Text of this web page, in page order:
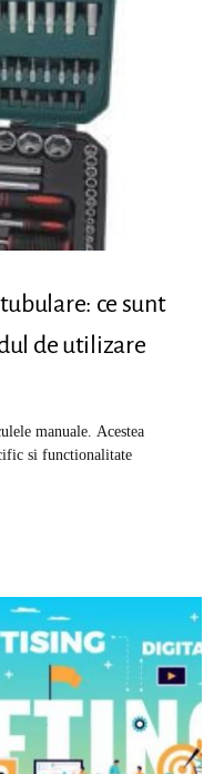
ce sunt
de utilizare
manuale. Acestea
si functionalitate